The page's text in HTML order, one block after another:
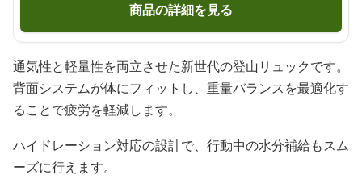
商品の詳細を見る
通気性と軽量性を両立させた新世代の登山リュックです。
背面システムが体にフィットし、重量バランスを最適化す
ることで疲労を軽減します。
ハイドレーション対応の設計で、行動中の水分補給もスム
ーズに行えます。